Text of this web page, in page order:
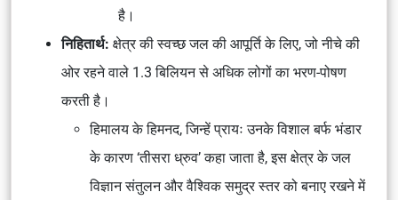
है।
निहितार्थ: क्षेत्र की स्वच्छ जल की आपूर्ति के लिए, जो नीचे की
ओर रहने वाले 1.3 बिलियन से अधिक लोगों का भरण-पोषण
करती है।
हिमालय के हिमनद, जिन्हें प्रायः उनके विशाल बर्फ भंडार
के कारण ‘तीसरा ध्रुव’ कहा जाता है, इस क्षेत्र के जल
विज्ञान संतुलन और वैश्विक समुद्र स्तर को बनाए रखने में